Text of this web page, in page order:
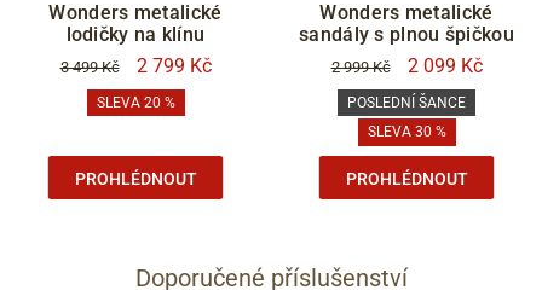
Wonders metalické
lodičky na klínu
3 499 Kč 2 799 Kč
SLEVA 20 %
PROHLÉDNOUT
Wonders metalické
sandály s plnou špičkou
2 999 Kč 2 099 Kč
POSLEDNÍ ŠANCE
SLEVA 30 %
PROHLÉDNOUT
Doporučené příslušenství